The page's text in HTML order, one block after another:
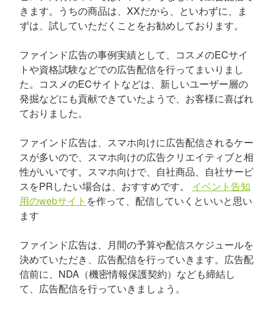
きます。うちの商品は、XXだから、といわずに、ま
ずは、試していただくことをお勧めしております。
ファインド広告の事例実績として、コスメのECサイ
トや資格試験などでの広告配信を行ってまいりまし
た。コスメのECサイトなどは、新しいユーザー層の
発掘などにも貢献できていたようで、お客様に喜ばれ
ておりました。
ファインド広告は、スマホ向けに広告配信されるケー
スが多いので、スマホ向けの広告クリエイティブと相
性がいいです。スマホ向けで、自社商品、自社サービ
スをPRしたい場合は、おすすめです。 イベント告知
用のwebサイト を作って、配信していくといいと思い
ます
ファインド広告は、月間の予算や配信スケジュールを
決めていただき、広告配信を行っていきます。広告配
信前に、NDA（機密情報保護契約）なども締結し
て、広告配信を行っていきましょう。